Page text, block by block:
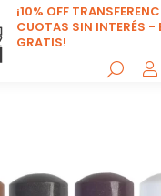
¡10% OFF
CUOTAS SIN INTERÉS -
GRATIS!